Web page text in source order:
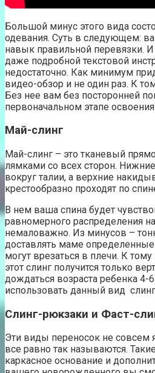
Большой минус этого вида
одевания. Суть в следующем:
навык правильной перевязки. И
даже подробной текстовой
недостаточно. Как минимум
видео-обзор и не один раз. К
Без нее вам без посторонней
первоначальном этапе
Май-слинг
Май-слинг – это тканевый
лямками со всех сторон.
вокруг талии, а верхние
крестообразно проходят по
В нем ваша спина будет
равномерного распределения
немаловажно. Из минусов –
доставлять маме определенные
могут врезаться в плечи. К
этот слинг получится только
дождаться возраста ребенка 4-
использовать данный вид
Слинг-рюкзаки и Фаст-
Эти виды переносок не совсем
все равно так называются.
каркасное основание и